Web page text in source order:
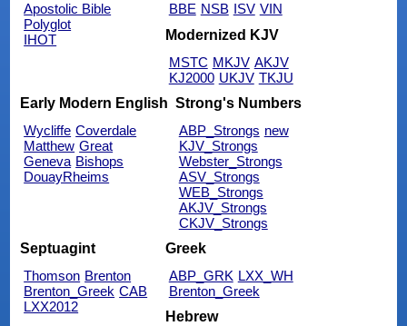
Apostolic Bible
Polyglot
IHOT
BBE NSB ISV VIN
Modernized KJV
MSTC MKJV AKJV
KJ2000 UKJV TKJU
Early Modern English
Wycliffe Coverdale
Matthew Great
Geneva Bishops
DouayRheims
Strong's Numbers
ABP_Strongs new
KJV_Strongs
Webster_Strongs
ASV_Strongs
WEB_Strongs
AKJV_Strongs
CKJV_Strongs
Septuagint
Thomson Brenton
Brenton_Greek CAB
LXX2012
Greek
ABP_GRK LXX_WH
Brenton_Greek
Hebrew